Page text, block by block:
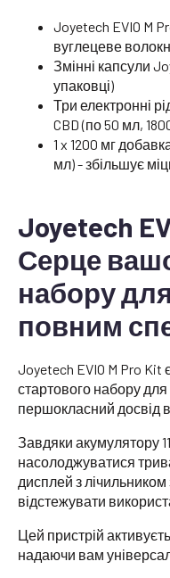
Joyetech EVIO M
вуглецеве
Змінні капсули
упаковці)
Три електронні
CBD (по 50 мл,
1 x 1200 мг
мл) - збільшує
Joyetech
Серце
набору
повним
Joyetech EVIO M Pro
стартового набору
першокласний досвід
Завдяки акумулятору
насолоджуватися
дисплей з
відстежувати
Цей пристрій
надаючи вам